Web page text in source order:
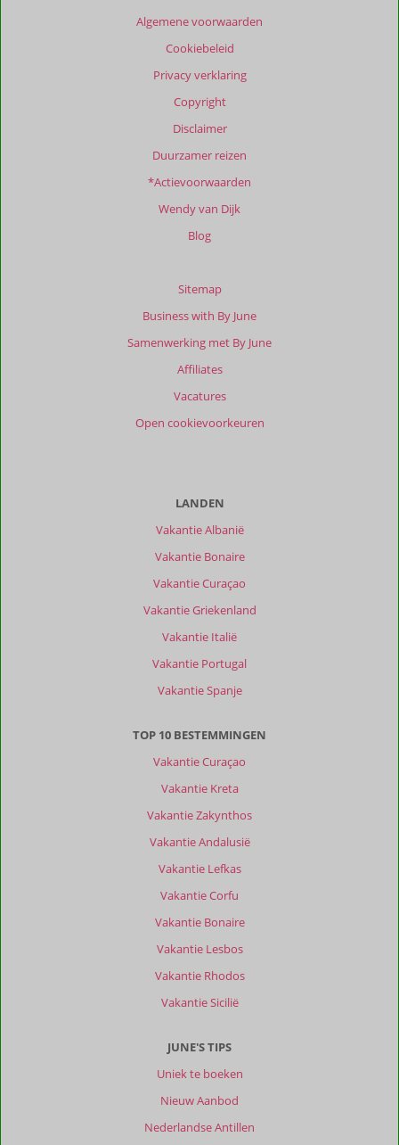
Algemene voorwaarden
Cookiebeleid
Privacy verklaring
Copyright
Disclaimer
Duurzamer reizen
*Actievoorwaarden
Wendy van Dijk
Blog
Sitemap
Business with By June
Samenwerking met By June
Affiliates
Vacatures
Open cookievoorkeuren
LANDEN
Vakantie Albanië
Vakantie Bonaire
Vakantie Curaçao
Vakantie Griekenland
Vakantie Italië
Vakantie Portugal
Vakantie Spanje
TOP 10 BESTEMMINGEN
Vakantie Curaçao
Vakantie Kreta
Vakantie Zakynthos
Vakantie Andalusië
Vakantie Lefkas
Vakantie Corfu
Vakantie Bonaire
Vakantie Lesbos
Vakantie Rhodos
Vakantie Sicilië
JUNE'S TIPS
Uniek te boeken
Nieuw Aanbod
Nederlandse Antillen